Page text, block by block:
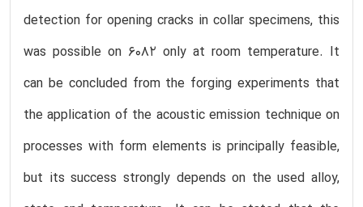
detection for opening cracks in collar specimens, this
was possible on 6082 only at room temperature. It
can be concluded from the forging experiments that
the application of the acoustic emission technique on
processes with form elements is principally feasible,
but its success strongly depends on the used alloy,